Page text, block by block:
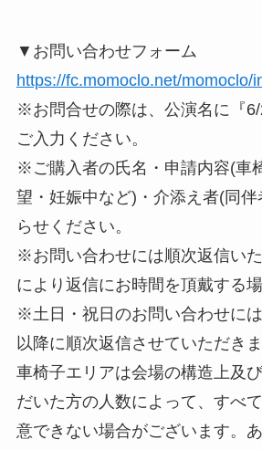
▼お問い合わせフォーム
https://fc.momoclo.net/momoclo/
※お問合せの際は、公演名に『6/
ご入力ください。
※ご購入者の氏名・申請内容(車
望・妊娠中など)・介添え者(同
らせください。
※お問い合わせには順次返信い
により返信にお時間を頂戴する
※土日・祝日のお問い合わせには
以降に順次返信させていただきま
車椅子エリアは会場の構造上及
だいた方の人数によって、すべ
意できない場合がございます。